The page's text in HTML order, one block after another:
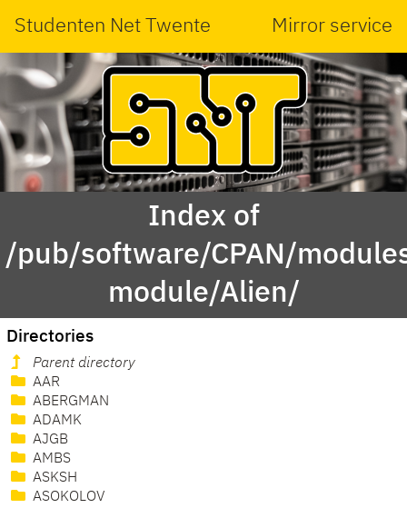
Studenten Net Twente Mirror service
Index of
/pub/software/CPAN/
module/Alien/
Directories
Parent directory
AAR
ABERGMAN
ADAMK
AJGB
AMBS
ASKSH
ASOKOLOV